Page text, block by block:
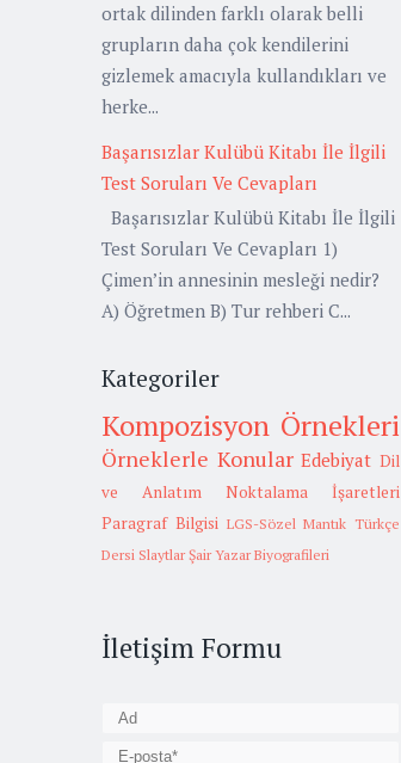
ortak dilinden farklı olarak belli
grupların daha çok kendilerini
gizlemek amacıyla kullandıkları ve
herke...
Başarısızlar Kulübü Kitabı İle İlgili
Test Soruları Ve Cevapları
Başarısızlar Kulübü Kitabı İle İlgili
Test Soruları Ve Cevapları 1)
Çimen’in annesinin mesleği nedir?
A) Öğretmen B) Tur rehberi C...
Kategoriler
Kompozisyon Örnekleri
Örneklerle Konular Edebiyat Dil
ve Anlatım
Noktalama İşaretleri
Paragraf Bilgisi LGS-Sözel Mantık Türkçe
Dersi Slaytlar Şair Yazar Biyografileri
İletişim Formu